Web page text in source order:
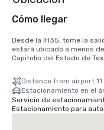
Cómo llegar
Desde la IH35, tome la
estará ubicado a menos
Capitolio del Estado de
Distance from airport 11
Estacionamiento en el
Servicio de
Estacionamiento para